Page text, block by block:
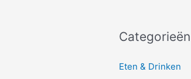
Categorieën
Eten & Drinken